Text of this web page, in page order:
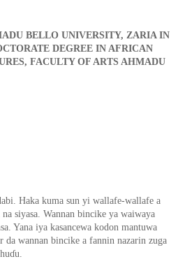
ADU BELLO UNIVERSITY, ZARIA IN
DEGREE IN AFRICAN
FACULTY OF ARTS AHMADU
Haka kuma sun yi wallafe-wallafe a
na siyasa. Wannan bincike ya waiwaya
Yana iya kasancewa kodon mantuwa
da wannan bincike a fannin nazarin zuga
ɗu.